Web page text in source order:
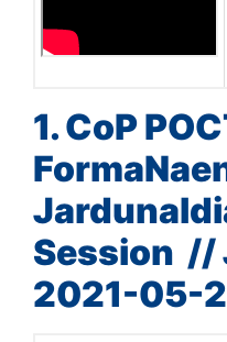
1. CoP
Session //
2021-05-